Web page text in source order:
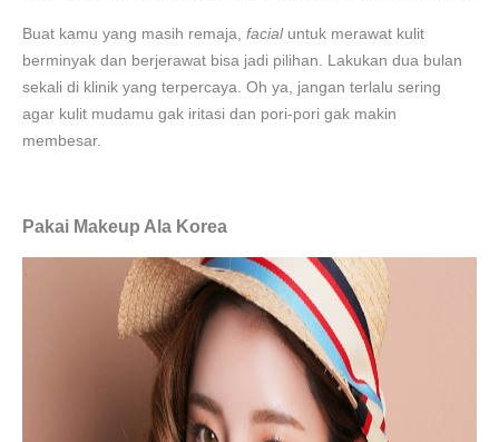
Buat kamu yang masih remaja, facialuntuk merawat kulit
berminyak dan berjerawat bisa jadi pilihan. Lakukan dua bulan
sekali di klinik yang terpercaya. Oh ya, jangan terlalu sering
agar kulit mudamu gak iritasi dan pori-pori gak makin
membesar.
Pakai Makeup Ala Korea